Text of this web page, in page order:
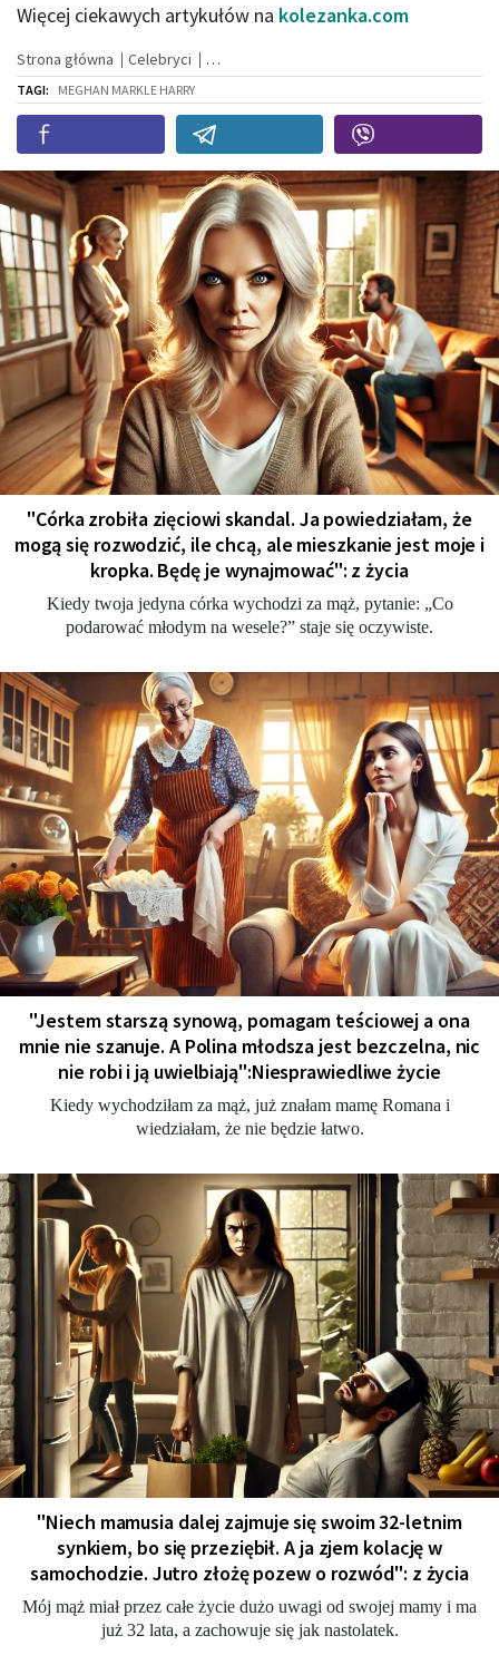
Więcej ciekawych artykułów na kolezanka.com
Strona główna Celebryci
TAGI: MEGHAN MARKLE HARRY
"Córka zrobiła zięciowi skandal. Ja powiedziałam, że
mogą się rozwodzić, ile chcą, ale mieszkanie jest moje i
kropka. Będę je wynajmować": z życia
Kiedy twoja jedyna córka wychodzi za mąż, pytanie: „Co
podarować młodym na wesele?” staje się oczywiste.
"Jestem starszą synową, pomagam teściowej a ona
mnie nie szanuje. A Polina młodsza jest bezczelna, nic
nie robi i ją uwielbiają":Niesprawiedliwe życie
Kiedy wychodziłam za mąż, już znałam mamę Romana i
wiedziałam, że nie będzie łatwo.
"Niech mamusia dalej zajmuje się swoim 32-letnim
synkiem, bo się przeziębił. A ja zjem kolację w
samochodzie. Jutro złożę pozew o rozwód": z życia
Mój mąż miał przez całe życie dużo uwagi od swojej mamy i ma
już 32 lata, a zachowuje się jak nastolatek.